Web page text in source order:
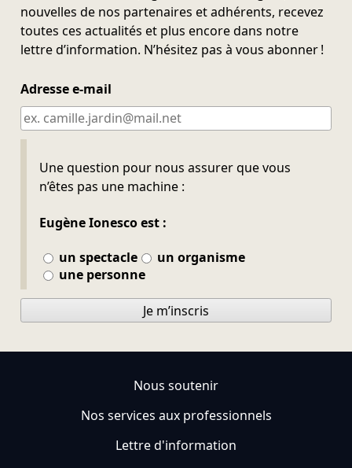
nouvelles de nos partenaires et adhérents, recevez
toutes ces actualités et plus encore dans notre
lettre d’information. N’hésitez pas à vous abonner !
Adresse e-mail
Une question pour nous assurer que vous
n’êtes pas une machine :
Eugène Ionesco est :
un spectacle
un organisme
une personne
Ne pas remplir
Je m’inscris
Nous soutenir
Nos services aux professionnels
Lettre d'information